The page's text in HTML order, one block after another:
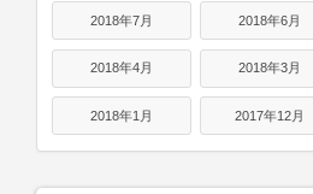
2018年7月 2018年6月
2018年4月 2018年3月
2018年1月 2017年12月